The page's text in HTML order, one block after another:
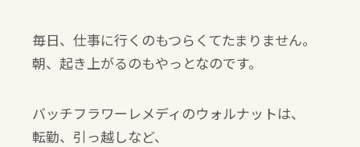
毎日、仕事に行くのもつらくてたまりません。
朝、起き上がるのもやっとなのです。
バッチフラワーレメディのウォルナットは、
転勤、引っ越しなど、